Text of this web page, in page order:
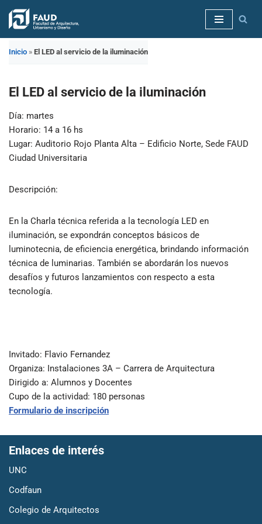
Saltar
Inicio » El LED al servicio de la iluminación
El LED al servicio de la iluminación
Día: martes
Horario: 14 a 16 hs
Lugar: Auditorio Rojo Planta Alta – Edificio Norte, Sede FAUD
Ciudad Universitaria
Descripción:
En la Charla técnica referida a la tecnología LED en
iluminación, se expondrán conceptos básicos de
luminotecnia, de eficiencia energética, brindando información
técnica de luminarias. También se abordarán los nuevos
desafíos y futuros lanzamientos con respecto a esta
tecnología.
Invitado: Flavio Fernandez
Organiza: Instalaciones 3A – Carrera de Arquitectura
Dirigido a: Alumnos y Docentes
Cupo de la actividad: 180 personas
Formulario de inscripción
Enlaces de interés
UNC
Codfaun
Colegio de Arquitectos